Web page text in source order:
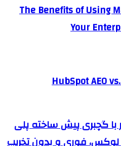
The Benefits of Using
Your
HubSpot AEO
با گچبری پیش ساخته پلی
لوکس، فوری و بدون تخریب